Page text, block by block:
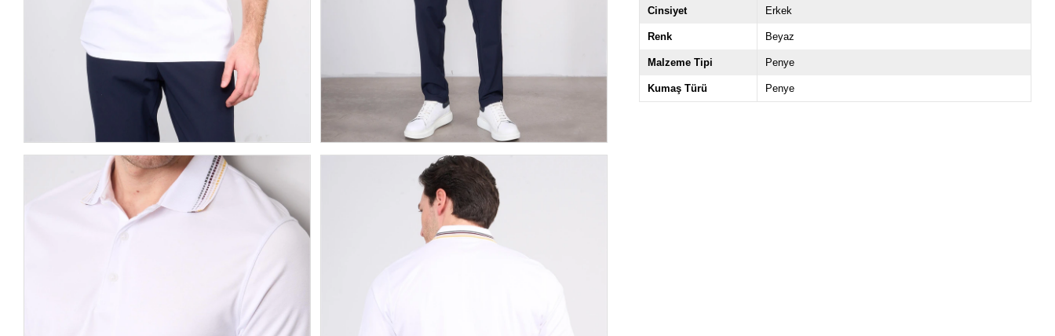
Cinsiyet Erkek
Renk Beyaz
Malzeme Tipi Penye
Kumaş Türü Penye